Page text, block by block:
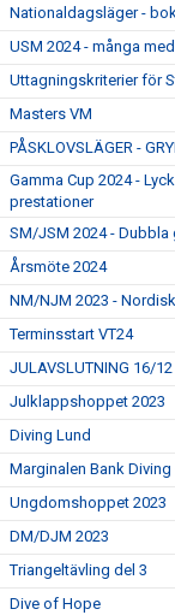
Nationaldagsläger -
USM 2024 - många
Uttagningskriterier för
Masters VM
PÅSKLOVSLÄGER -
Gamma Cup 2024 -
prestationer
SM/JSM 2024 -
Årsmöte 2024
NM/NJM 2023 -
Terminsstart VT24
JULAVSLUTNING 16/12
Julklappshoppet 2023
Diving Lund
Marginalen Bank Diving
Ungdomshoppet 2023
DM/DJM 2023
Triangeltävling del 3
Dive of Hope